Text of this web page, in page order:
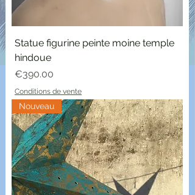
Statue figurine peinte moine temple
hindoue
Price
€390.00
Conditions de vente
Nouveau